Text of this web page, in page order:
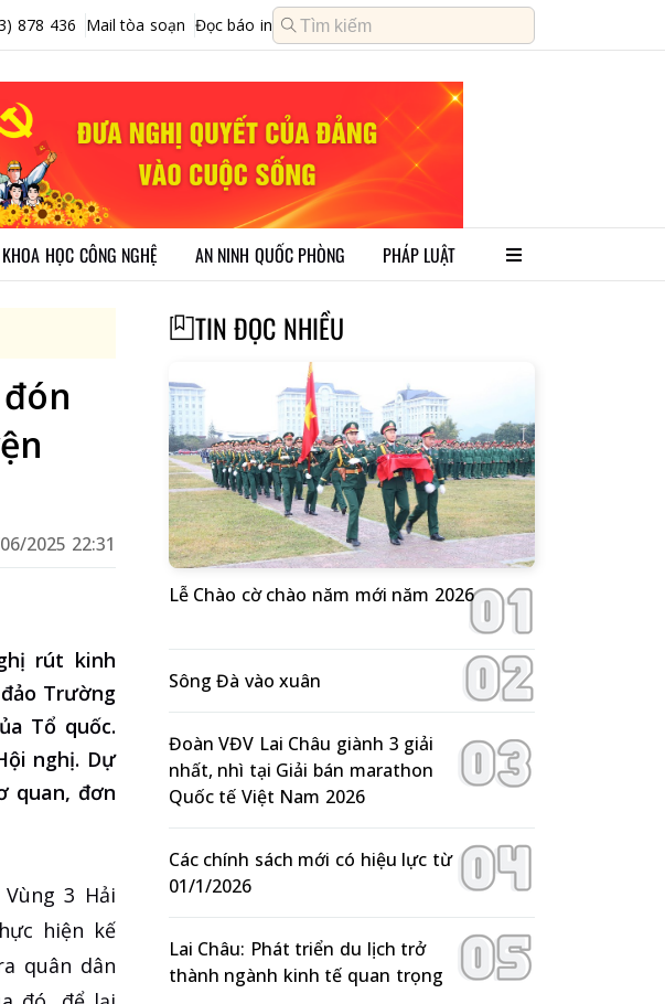
878 436 Mail tòa soạn Đọc báo in
KHOA HỌC CÔNG NGHỆ AN NINH QUỐC PHÒNG PHÁP LUẬT
2025 22:31
rút kinh
Trường
Tổ quốc.
nghị. Dự
quan, đơn
3 Hải
hiện kế
quân dân
TIN ĐỌC NHIỀU
Lễ Chào cờ chào năm mới năm 2026
Sông Đà vào xuân
Đoàn VĐV Lai Châu giành 3 giải
nhất, nhì tại Giải bán marathon
Quốc tế Việt Nam 2026
Các chính sách mới có hiệu lực từ
01/1/2026
Lai Châu: Phát triển du lịch trở
thành ngành kinh tế quan trọng